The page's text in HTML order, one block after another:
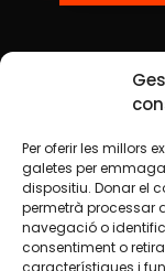
Per oferir les millors
galetes per
dispositiu. Donar el
permetrà processar
navegació o
consentiment o
característiques i
Social
TW YTB IG
Legal Notice